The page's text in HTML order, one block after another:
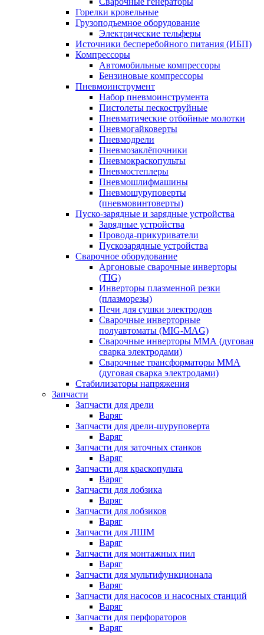
Горелки кровельные
Грузоподъемное оборудование
Электрические тельферы
Источники бесперебойного питания (ИБП)
Компрессоры
Автомобильные компрессоры
Бензиновые компрессоры
Пневмоинструмент
Набор пневмоинструмента
Пистолеты пескоструйные
Пневматические отбойные молотки
Пневмогайковерты
Пневмодрели
Пневмозаклёпочники
Пневмокраскопульты
Пневмостеплеры
Пневмошлифмашины
Пневмошуруповерты
(пневмовинтоверты)
Пуско-зарядные и зарядные устройства
Зарядные устройства
Провода-прикуриватели
Пускозарядные устройства
Сварочное оборудование
Аргоновые сварочные инверторы
(TIG)
Инверторы плазменной резки
(плазморезы)
Печи для сушки электродов
Сварочные инверторные
полуавтоматы (MIG-MAG)
Сварочные инверторы ММА (дуговая
сварка электродами)
Сварочные трансформаторы ММА
(дуговая сварка электродами)
Стабилизаторы напряжения
Запчасти
Запчасти для дрели
Варяг
Запчасти для дрели-шуруповерта
Варяг
Запчасти для заточных станков
Варяг
Запчасти для краскопульта
Варяг
Запчасти для лобзика
Варяг
Запчасти для лобзиков
Варяг
Запчасти для ЛШМ
Варяг
Запчасти для монтажных пил
Варяг
Запчасти для мультифункционала
Варяг
Запчасти для насосов и насосных станций
Варяг
Запчасти для перфораторов
Варяг